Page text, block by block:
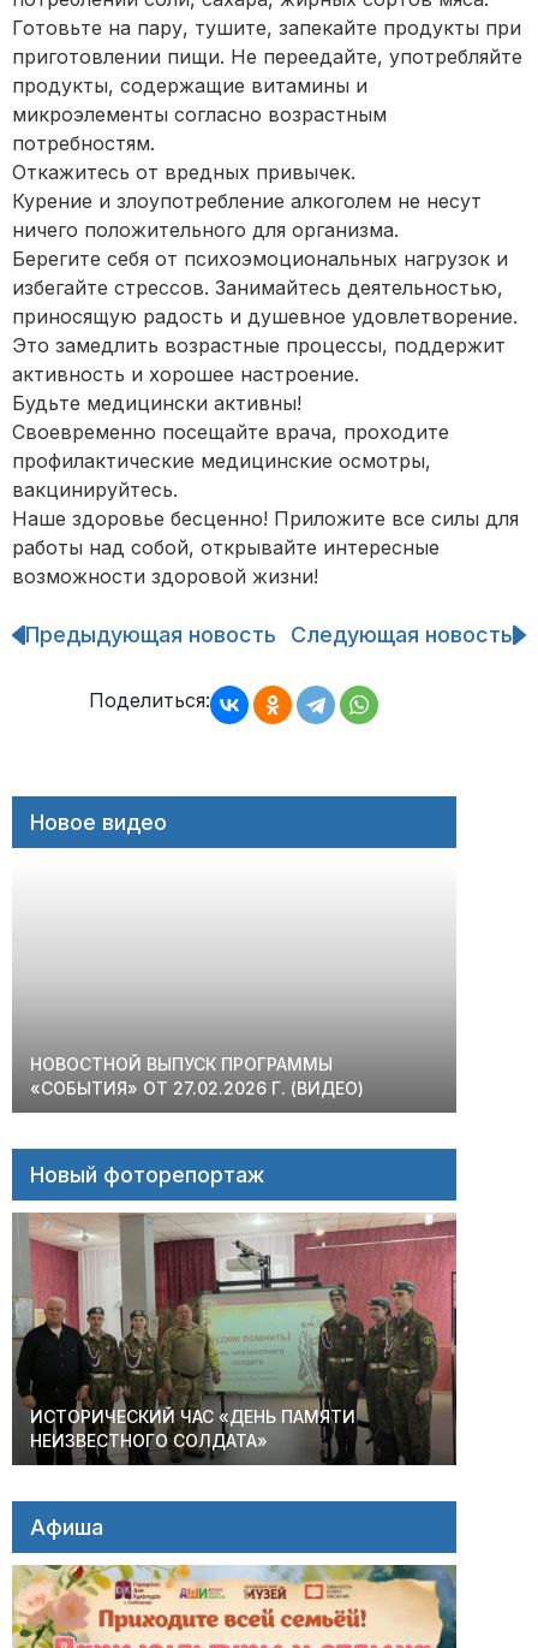
Готовьте на пару, тушите, запекайте продукты при
приготовлении пищи. Не переедайте, употребляйте
продукты, содержащие витамины и
микроэлементы согласно возрастным
потребностям.
Откажитесь от вредных привычек.
Курение и злоупотребление алкоголем не несут
ничего положительного для организма.
Берегите себя от психоэмоциональных нагрузок и
избегайте стрессов. Занимайтесь деятельностью,
приносящую радость и душевное удовлетворение.
Это замедлить возрастные процессы, поддержит
активность и хорошее настроение.
Будьте медицински активны!
Своевременно посещайте врача, проходите
профилактические медицинские осмотры,
вакцинируйтесь.
Наше здоровье бесценно! Приложите все силы для
работы над собой, открывайте интересные
возможности здоровой жизни!
Навигация
записям
Предыдующая новость Следующая новость
Поделиться:
Новое видео
НОВОСТНОЙ ВЫПУСК ПРОГРАММЫ
«СОБЫТИЯ» ОТ 27.02.2026 Г. (ВИДЕО)
Новый фоторепортаж
ИСТОРИЧЕСКИЙ ЧАС «ДЕНЬ ПАМЯТИ
НЕИЗВЕСТНОГО СОЛДАТА»
Афиша